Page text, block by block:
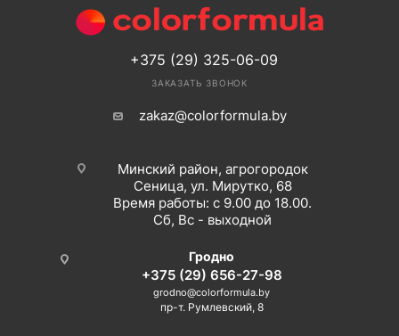
+375 (29) 325-06-09
ЗАКАЗАТЬ ЗВОНОК
zakaz@colorformula.by
Минский район, агрогородок
Сеница, ул. Мирутко, 68
Время работы: с 9.00 до 18.00.
Сб, Вс - выходной
Гродно
+375 (29) 656-27-98
grodno@colorformula.by
пр-т. Румлевский, 8